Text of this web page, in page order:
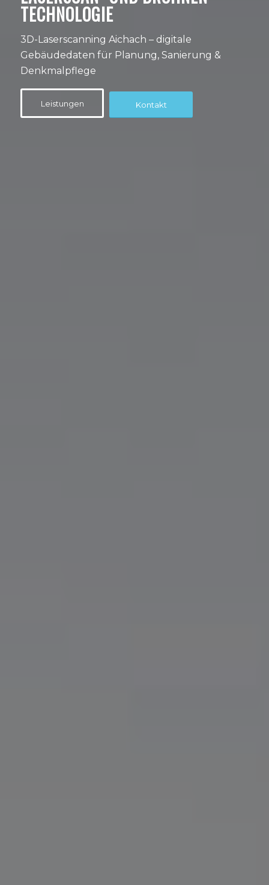
TECHNOLOGIE
3D-Laserscanning Aichach – digitale
Gebäudedaten für Planung, Sanierung &
Denkmalpflege
Leistungen Kontakt